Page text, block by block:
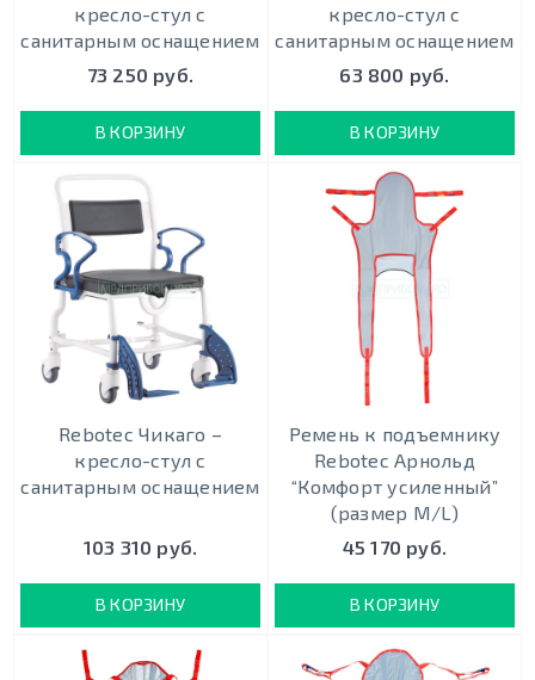
кресло-стул с
санитарным оснащением
73 250 руб.
В КОРЗИНУ
кресло-стул с
санитарным оснащением
63 800 руб.
В КОРЗИНУ
Rebotec Чикаго –
кресло-стул с
санитарным оснащением
103 310 руб.
В КОРЗИНУ
Ремень к подъемнику
Rebotec Арнольд
“Комфорт усиленный”
(размер M/L)
45 170 руб.
В КОРЗИНУ